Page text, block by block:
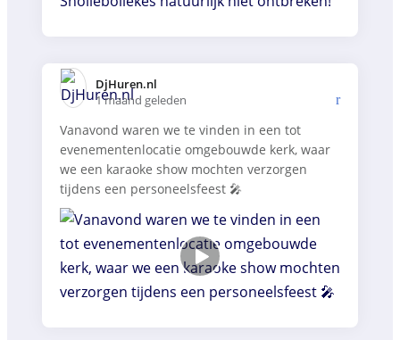
DjHuren.nl️
1 maand geleden
Vanavond waren we te vinden in een tot
evenementenlocatie omgebouwde kerk, waar
we een karaoke show mochten verzorgen
tijdens een personeelsfeest 🎤